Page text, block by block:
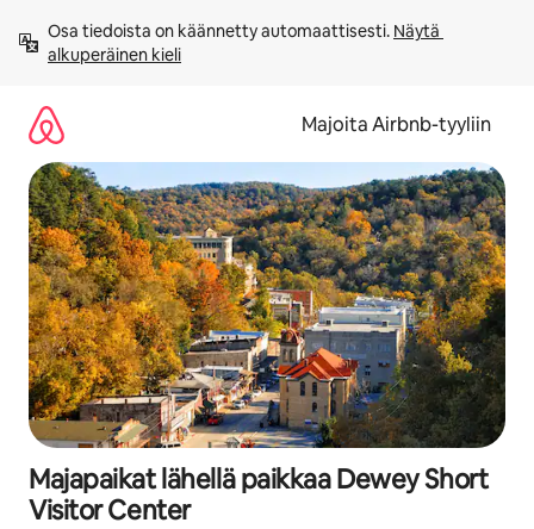
sisältö
väliin
Osa tiedoista on käännetty automaattisesti. Näytä
alkuperäinen kieli
Majoita Airbnb-tyyliin
Majapaikat lähellä paikkaa Dewey Short
Visitor Center